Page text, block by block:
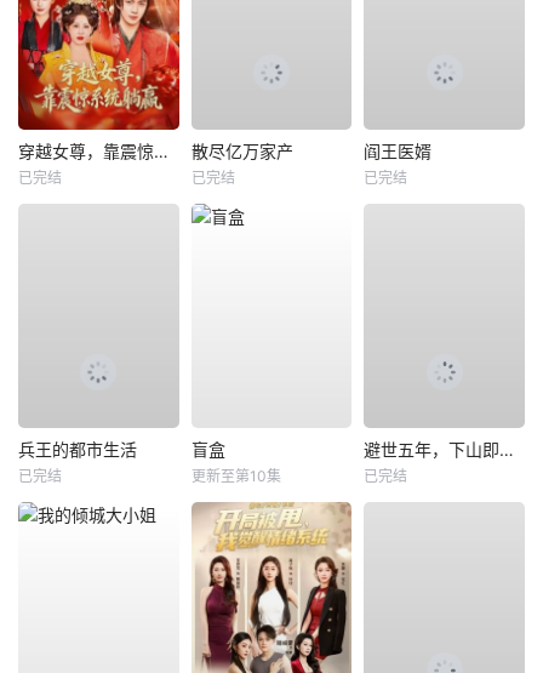
穿越女尊，靠震惊系统躺赢
已完结
散尽亿万家产
已完结
阎王医婿
已完结
兵王的都市生活
已完结
盲盒
更新至第10集
避世五年，下山即无敌
已完结